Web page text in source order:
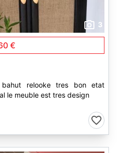
3
€
relooke tres bon etat
le meuble est tres design